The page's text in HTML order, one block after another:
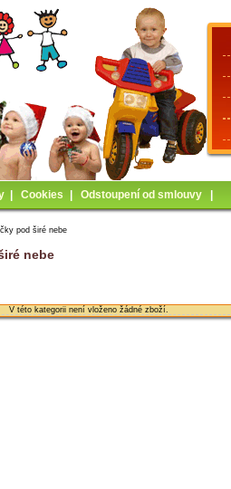
Cookies Odstoupení od smlouvy
pod širé nebe
nebe
V této kategorii není vloženo žádné zboží.